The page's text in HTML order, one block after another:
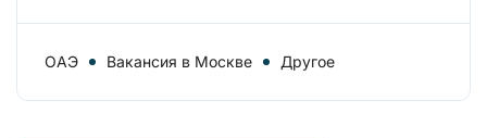
ОАЭ Вакансия в Москве Другое